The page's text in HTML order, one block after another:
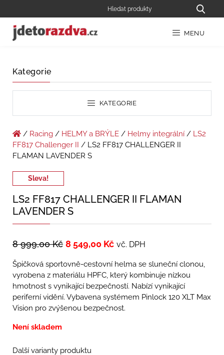
MENU
Kategorie
KATEGORIE
/ Racing / HELMY a BRÝLE / Helmy integrální / LS2
FF817 Challenger II
/ LS2 FF817 CHALLENGER II
FLAMAN LAVENDER S
Sleva!
LS2 FF817 CHALLENGER II FLAMAN
LAVENDER S
8 999,00Kč 8 549,00 Kč vč. DPH
Špičková sportovně-cestovní helma se sluneční clonou,
vyrobena z materiálu HPFC, který kombinuje nízkou
hmotnost s vynikající bezpečností. Nabízí vynikající
periferní vidění. Vybavena systémem Pinlock 120 XLT Max
Vision pro zvýšenou bezpečnost.
Není skladem
Další varianty produktu